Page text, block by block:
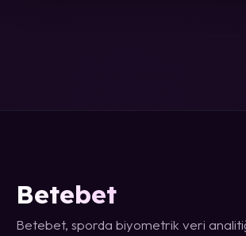
Betebet
Betebet, sporda biyometrik veri